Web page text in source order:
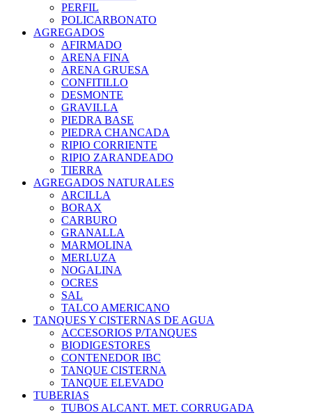
PERFIL
POLICARBONATO
AGREGADOS
AFIRMADO
ARENA FINA
ARENA GRUESA
CONFITILLO
DESMONTE
GRAVILLA
PIEDRA BASE
PIEDRA CHANCADA
RIPIO CORRIENTE
RIPIO ZARANDEADO
TIERRA
AGREGADOS NATURALES
ARCILLA
BORAX
CARBURO
GRANALLA
MARMOLINA
MERLUZA
NOGALINA
OCRES
SAL
TALCO AMERICANO
TANQUES Y CISTERNAS DE AGUA
ACCESORIOS P/TANQUES
BIODIGESTORES
CONTENEDOR IBC
TANQUE CISTERNA
TANQUE ELEVADO
TUBERIAS
TUBOS ALCANT. MET. CORRUGADA